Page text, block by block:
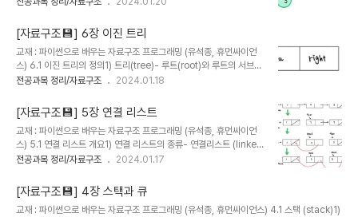
최댓값이 저장되므로 최대값을 탐색하는 데 유용하다.2) 최소 힙
(min heap)- 최소 트리 (min tree) : 각 노드 값이 그 자식 느도보
다 작은 트리- 최소 힙 : 최 소 트리이면서 완전 이진 트리 조건을 만족
하는 경우- 루트에 전체 노드의 최솟값이 저장된다. 3) 최대 힙에 노
드 추가- 최대 트리와 완전 이진 트리의 조건을 모두 만족해야 한다.완
[자료구조💾] 6장 이진 트리
교재 : 파이썬으로 배우는 자료구조 프로그래밍 (유석종, 휴먼싸이언
스) 6.1 이진 트리의 정의1) 트리(tree)- 루트(root)와 루트의 서브트
리(sub-tree)로 구성된 계층형(hierarchical) 자료구조- 최소 하
남은 부분 트리- 계통도, 조직도, 폴더의 구조 등 계층적 구조를 갖는
영역에서 활용된다. 2) 이진 트리(binary tree)- 각 노드가 최소 2개
의 자식 노드를 갖도록 제한하는 트리- ex) 허프만 코딩 트리
(Huffman coding tree)허프만 코딩 : 가변 길이 부호화를 사용하
여 텍스트 문서를 압축하는 방법각 문자를 출현 빈도에 따라 나열한다.
전공과목 정리/자료구조 2024.01.18
[자료구조💾] 5장 연결 리스트
교재 : 파이썬으로 배우는 자료구조 프로그래밍 (유석종, 휴먼싸이언
스) 5.1 연결 리스트 개요1) 연결 리스트의 종류- 연결리스트 (linked
list) : 노드들이 링크에 의해 순차적으로 연결된 자료구조- 노드는 값
결 리스트 (singly linked list) : 노드들이 한 방향으로만 연결된 구
조- 이중 연결 리스트 (doubly linked llist) : 앞 뒤 양방향으로 연
결된 구조- 체인(chain) : 연결 리스트가 마지막 노드(마지막 노드 링
전공과목 정리/자료구조 2024.01.17
[자료구조💾] 4장 스택과 큐
교재 : 파이썬으로 배우는 자료구조 프로그래밍 (유석종, 휴먼싸이언스) 4.1 스택 (stack)1)